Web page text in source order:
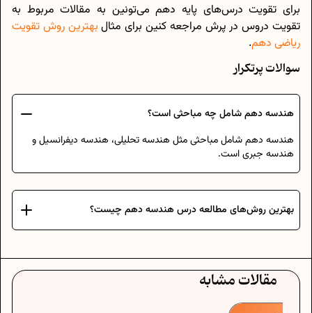
برای تقویت درس‌های پایه دهم می‌تونین به مقالات مربوط به
تقویت دروس در پرش مراجعه کنین برای مثال بهترین روش تقویت
ریاضی دهم.
سوالات پرتکرار
هندسه دهم شامل چه مباحثی است؟
هندسه دهم شامل مباحثی مثل هندسه تحلیلی، هندسه دیفرانسیل و
هندسه جبری است.
بهترین روش‌های مطالعه درس هندسه دهم چیست؟
مقالات مشابه